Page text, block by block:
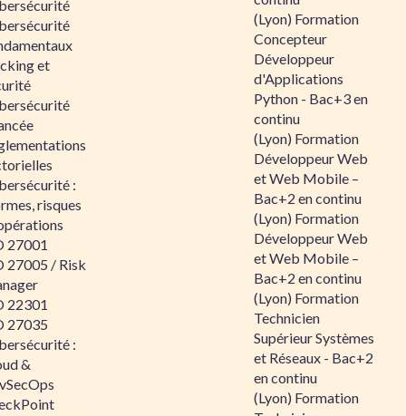
et
:
risques
27001
27005 / Risk
22301
27035
:
&
(Lyon) Formation
Concepteur
Développeur
d'Applications
Python - Bac+3 en
continu
(Lyon) Formation
Développeur Web
et Web Mobile –
Bac+2 en continu
(Lyon) Formation
Développeur Web
et Web Mobile –
Bac+2 en continu
(Lyon) Formation
Technicien
Supérieur Systèmes
et Réseaux - Bac+2
en continu
(Lyon) Formation